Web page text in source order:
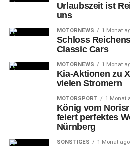
Urlaubszeit ist
uns
MOTORNEWS 1 Monat
Schloss
Classic Cars
MOTORNEWS 1 Monat
Kia-Aktionen zu
vielen Stromern
MOTORSPORT 1 Monat
König vom
feiert perfektes
Nürnberg
SONSTIGES 1 Monat ago